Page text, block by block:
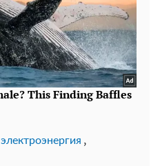
электроэнергия ,